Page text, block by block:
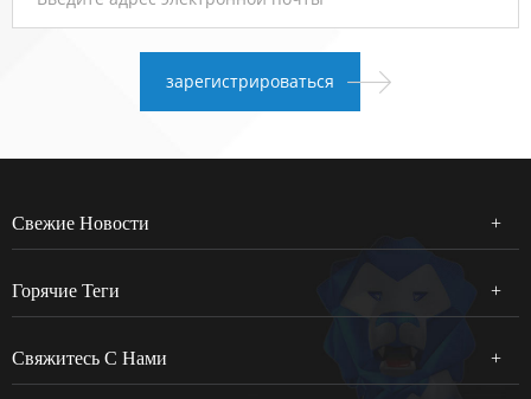
Свежие Новости
Горячие Теги
Свяжитесь С Нами